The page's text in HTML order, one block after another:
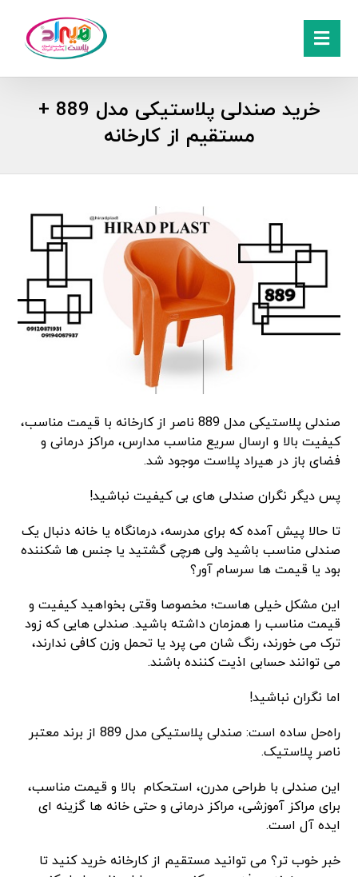
خرید صندلی پلاستیکی مدل 889 +
مستقیم از کارخانه
صندلی پلاستیکی مدل 889 ناصر از کارخانه با قیمت مناسب،
کیفیت بالا و ارسال سریع مناسب مدارس، مراکز درمانی و
فضای باز در هیراد پلاست موجود شد.
پس دیگر نگران صندلی ‌های بی‌ کیفیت نباشید!
تا حالا پیش آمده که برای مدرسه، درمانگاه یا خانه دنبال یک
صندلی مناسب باشید ولی هرچی گشتید یا جنس ‌ها شکننده
بود یا قیمت‌ ها سرسام‌ آور؟
این مشکل خیلی ‌هاست؛ مخصوصا وقتی بخواهید کیفیت و
قیمت مناسب را همزمان داشته باشید. صندلی ‌هایی که زود
ترک می ‌خورند، رنگ‌ شان می‌ پرد یا تحمل وزن کافی ندارند،
می ‌توانند حسابی اذیت ‌کننده باشند.
اما نگران نباشید!
راه‌حل ساده است: صندلی پلاستیکی مدل 889 از برند معتبر
ناصر پلاستیک.
این صندلی با طراحی مدرن، استحکام بالا و قیمت مناسب،
برای مراکز آموزشی، مراکز درمانی و حتی خانه‌ ها گزینه ‌ای
ایده ‌آل است.
خبر خوب ‌تر؟ می ‌توانید مستقیم از کارخانه خرید کنید تا